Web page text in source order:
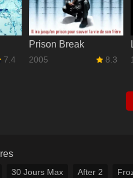
7.4
Prison Break
2005 8.3
30 Jours Max After 2